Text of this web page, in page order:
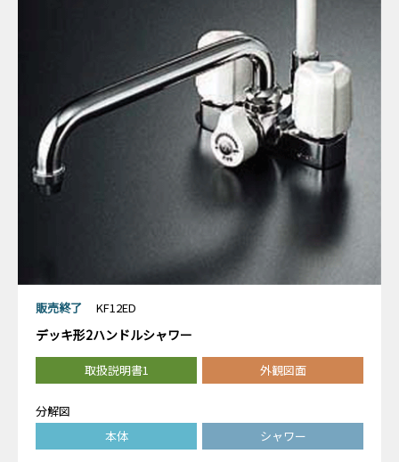
販売終了 KF12ED
デッキ形2ハンドルシャワー
取扱説明書1 外観図面
分解図
本体
シャワー